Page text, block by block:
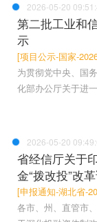
2026-05-20
第二批工业和
示
[项目公示-国家-
为贯彻党中央、国
化部办公厅关于进
2026-05-20
省经信厅关于
金“拨改投”改
[申报通知-湖北省-
各市、州、直管市